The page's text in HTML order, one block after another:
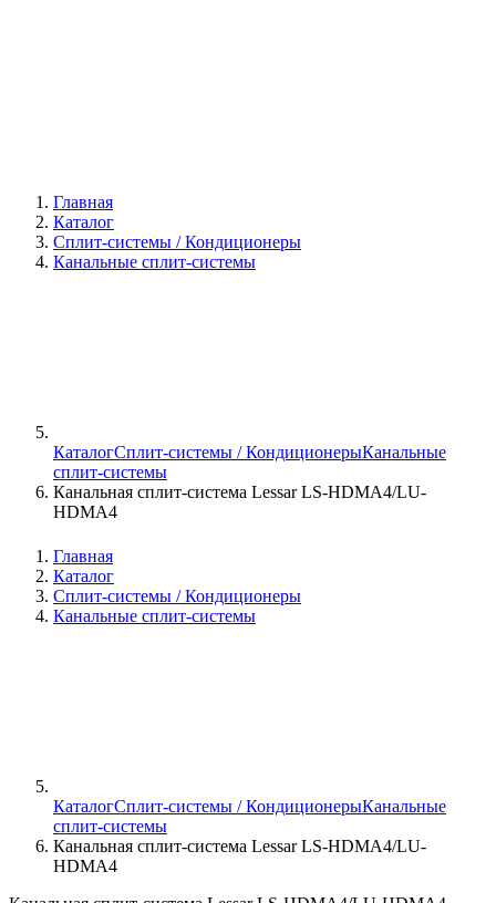
Главная
Каталог
Сплит-системы / Кондиционеры
Канальные сплит-системы
КаталогСплит-системы / КондиционерыКанальные
сплит-системы
Канальная сплит-система Lessar LS-HDMA4/LU-
HDMA4
Главная
Каталог
Сплит-системы / Кондиционеры
Канальные сплит-системы
КаталогСплит-системы / КондиционерыКанальные
сплит-системы
Канальная сплит-система Lessar LS-HDMA4/LU-
HDMA4